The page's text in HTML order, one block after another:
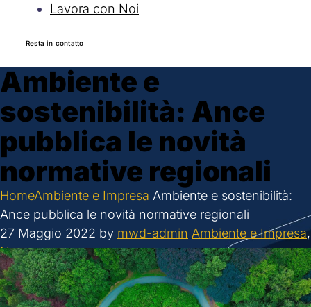
Lavora con Noi
Resta in contatto
Ambiente e
sostenibilità: Ance
pubblica le novità
normative regionali
HomeAmbiente e Impresa Ambiente e sostenibilità:
Ance pubblica le novità normative regionali
27 Maggio 2022 by mwd-admin Ambiente e Impresa,
News